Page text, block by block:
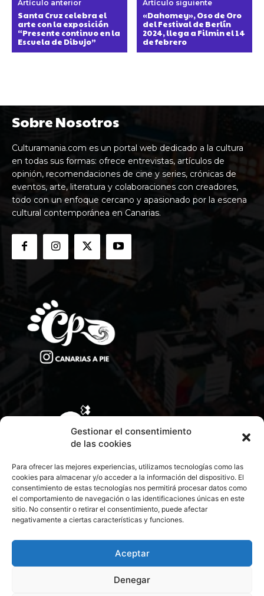
Gestionar el consentimiento
de las cookies
Para ofrecer las mejores experiencias, utilizamos tecnologías como las
cookies para almacenar y/o acceder a la información del dispositivo. El
consentimiento de estas tecnologías nos permitirá procesar datos como
el comportamiento de navegación o las identificaciones únicas en este
sitio. No consentir o retirar el consentimiento, puede afectar
negativamente a ciertas características y funciones.
Aceptar
Denegar
Artículo anterior
Santa Cruz celebra el
arte con la exposición
“Presente continuo en la
Escuela de Dibujo”
Artículo siguiente
«Dahomey», Oso de Oro
del Festival de Berlín
2024, llega a Filmin el 14
de febrero
Sobre Nosotros
Culturamania.com es un portal web dedicado a la cultura
en todas sus formas: ofrece entrevistas, artículos de
opinión, recomendaciones de cine y series, crónicas de
eventos, arte, literatura y colaboraciones con creadores,
todo con un enfoque cercano y apasionado por la escena
cultural contemporánea en Canarias.
CONTACTA CON NOSOTROS